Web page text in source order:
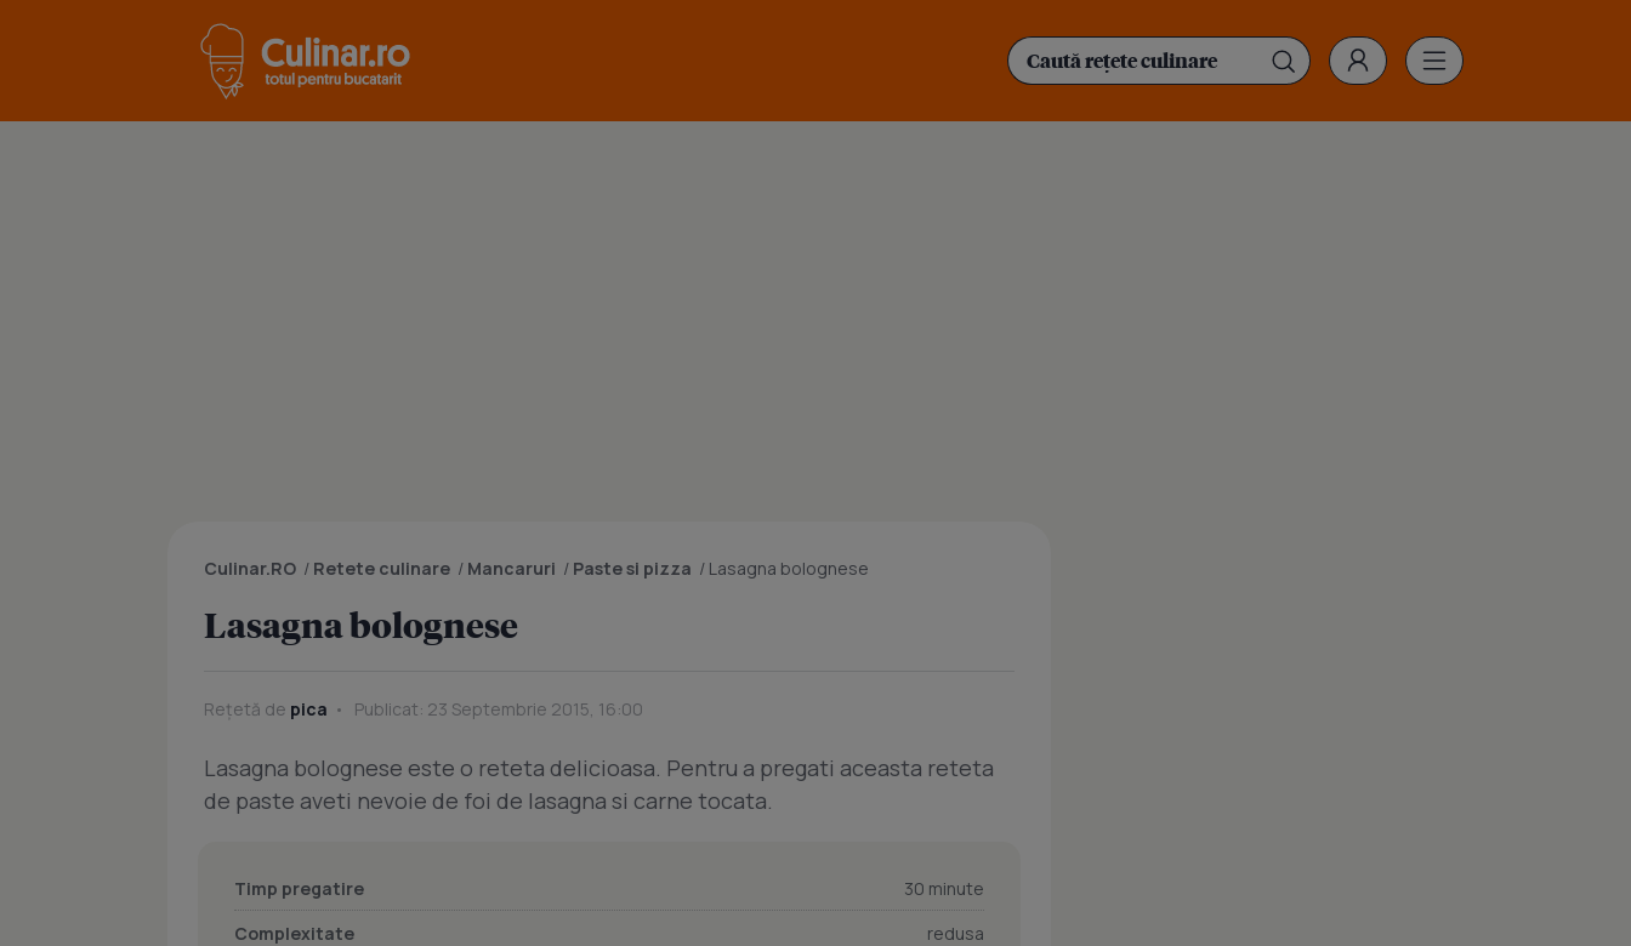
Culinar.RO / Retete culinare / Mancaruri / Paste si pizza / Lasagna bolognese
Lasagna bolognese
Rețetă de pica Publicat: 23 Septembrie 2015, 16:00
Lasagna bolognese este o reteta delicioasa. Pentru a pregati aceasta reteta
de paste aveti nevoie de foi de lasagna si carne tocata.
Timp pregatire
30 minute
Complexitate
redusa